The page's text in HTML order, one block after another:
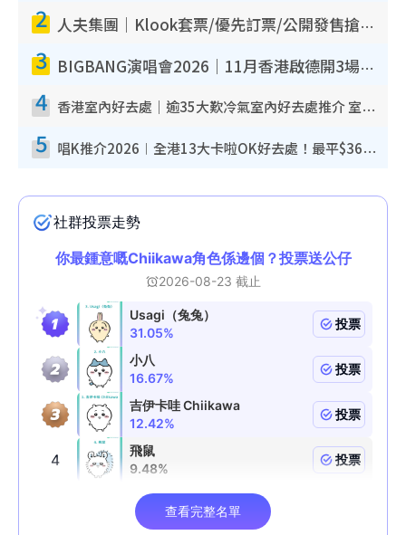
2 人夫集團｜Klook套票/優先訂票/公開發售搶飛攻略！附票價.購票連結.場地座位表
3 BIGBANG演唱會2026｜11月香港啟德開3場！實名制VIP申請、優先購票攻略
4 香港室內好去處｜逾35大歎冷氣室內好去處推介 室內活動免費避雨無懼落雨
5 唱K推介2026︱全港13大卡啦OK好去處！最平$36起 日文K都有！(附地址+收費詳情)